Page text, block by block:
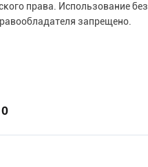
права. Использование без
запрещено.
0